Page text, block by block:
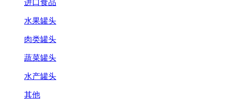
进口食品
水果罐头
肉类罐头
蔬菜罐头
水产罐头
其他